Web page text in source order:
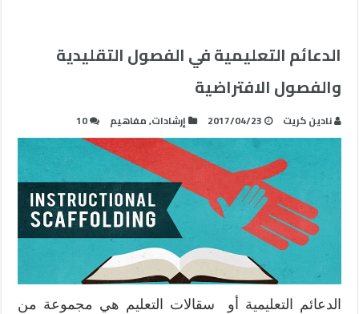
الدعائم التعليمية في الفصول التقليدية
والفصول الافتراضية
نادين كريت 2017/04/23 إرشادات,مفاهيم 10
الدعائم التعليمية أو سقالات التعليم هي مجموعة من